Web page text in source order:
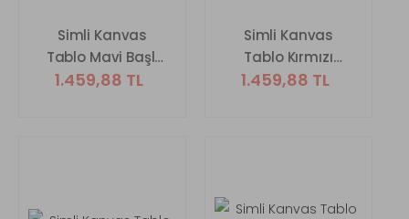
Simli Kanvas
Tablo Mavi Başlı
Afrikalı Kadın
1.459,88 TL
Simli Kanvas
Tablo Kırmızı
Başlıklı Afrikalı
1.459,88 TL